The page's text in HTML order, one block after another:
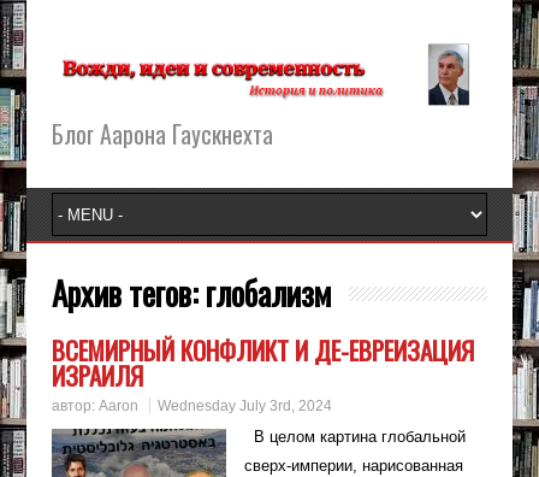
Блог Аарона Гаускнехта
Архив тегов:глобализм
ВСЕМИРНЫЙ КОНФЛИКТ И ДЕ-ЕВРЕИЗАЦИЯ
ИЗРАИЛЯ
автор: Aaron Wednesday July 3rd, 2024
В целом картина глобальной
сверх-империи, нарисованная